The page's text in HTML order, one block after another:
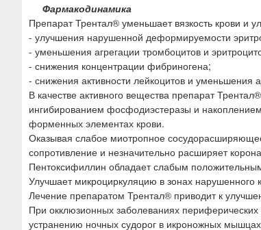
Фармакодинамика
Препарат Трентал® уменьшает вязкость крови и
- улучшения нарушенной деформируемости
- уменьшения агрегации тромбоцитов и
- снижения концентрации фибриногена;
- снижения активности лейкоцитов и уменьшения
В качестве активного вещества препарат
ингибированием фосфодиэстеразы и
форменных элементах крови.
Оказывая слабое миотропное
сопротивление и незначительно расширяет
Пентоксифиллин обладает слабым
Улучшает микроциркуляцию в зонах нарушенного
Лечение препаратом Трентал® приводит к
При окклюзионных заболеваниях
устранению ночных судорог в икроножных